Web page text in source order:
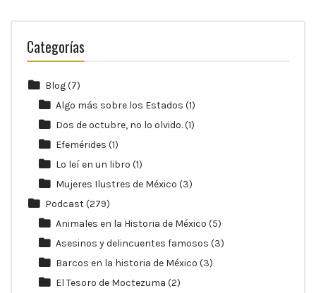
Categorías
Blog(7)
Algo más sobre los Estados (1)
Dos de octubre, no lo olvido.(1)
Efemérides (1)
Lo leí en un libro (1)
Mujeres Ilustres de México (3)
Podcast(279)
Animales en la Historia de México (5)
Asesinos y delincuentes famosos (3)
Barcos en la historia de México (3)
El Tesoro de Moctezuma (2)